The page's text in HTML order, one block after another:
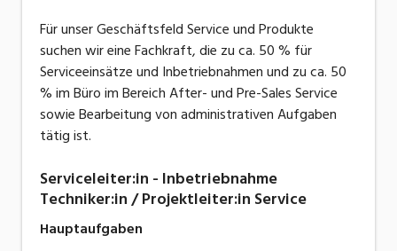
Für unser Geschäftsfeld Service und Produkte
suchen wir eine Fachkraft, die zu ca. 50 % für
Serviceeinsätze und Inbetriebnahmen und zu ca. 50
% im Büro im Bereich After- und Pre-Sales Service
sowie Bearbeitung von administrativen Aufgaben
tätig ist.
Serviceleiter:in - Inbetriebnahme
Techniker:in / Projektleiter:in Service
Hauptaufgaben